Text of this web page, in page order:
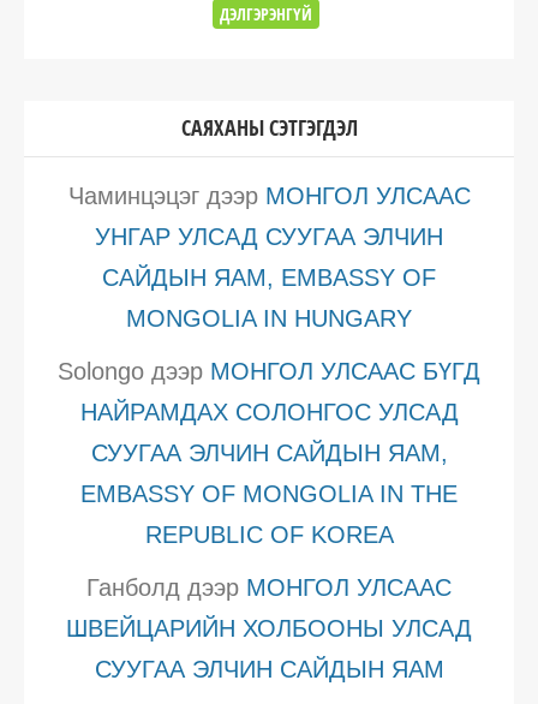
ДЭЛГЭРЭНГҮЙ
САЯХАНЫ СЭТГЭГДЭЛ
Чаминцэцэгдээр МОНГОЛ УЛСААС
УНГАР УЛСАД СУУГАА ЭЛЧИН
САЙДЫН ЯАМ, EMBASSY OF
MONGOLIA IN HUNGARY
Solongo дээр МОНГОЛ УЛСААС БҮГД
НАЙРАМДАХ СОЛОНГОС УЛСАД
СУУГАА ЭЛЧИН САЙДЫН ЯАМ,
EMBASSY OF MONGOLIA IN THE
REPUBLIC OF KOREA
Ганболд дээр МОНГОЛ УЛСААС
ШВЕЙЦАРИЙН ХОЛБООНЫ УЛСАД
СУУГАА ЭЛЧИН САЙДЫН ЯАМ